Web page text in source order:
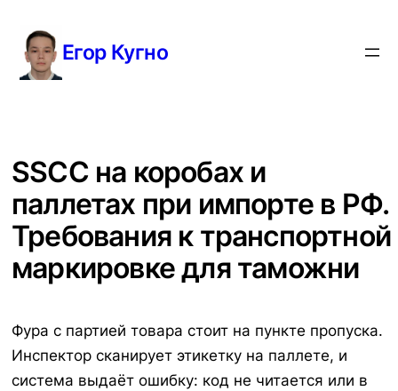
содержимому
Егор Кугно
SSCC на коробах и
паллетах при импорте в РФ.
Требования к транспортной
маркировке для таможни
Фура с партией товара стоит на пункте пропуска.
Инспектор сканирует этикетку на паллете, и
система выдаёт ошибку: код не читается или в